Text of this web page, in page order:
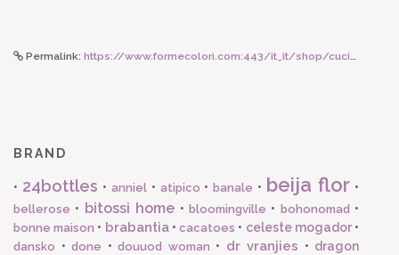
Permalink: https://www.formecolori.com:443/it_it/shop/cucina/bicchieri_in_porcellana/bitossi_home_bicchiere_in_porcellana_lettera_l/4287
BRAND
• 24bottles • anniel• atipico •banale • beija flor •
bellerose • bitossi home • bloomingville • bohonomad •
bonne maison • brabantia•cacatoes • celeste mogador•
dansko • done • douuod woman • dr vranjies • dragon